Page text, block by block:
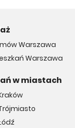
Warszawa
Warszawa
w miastach